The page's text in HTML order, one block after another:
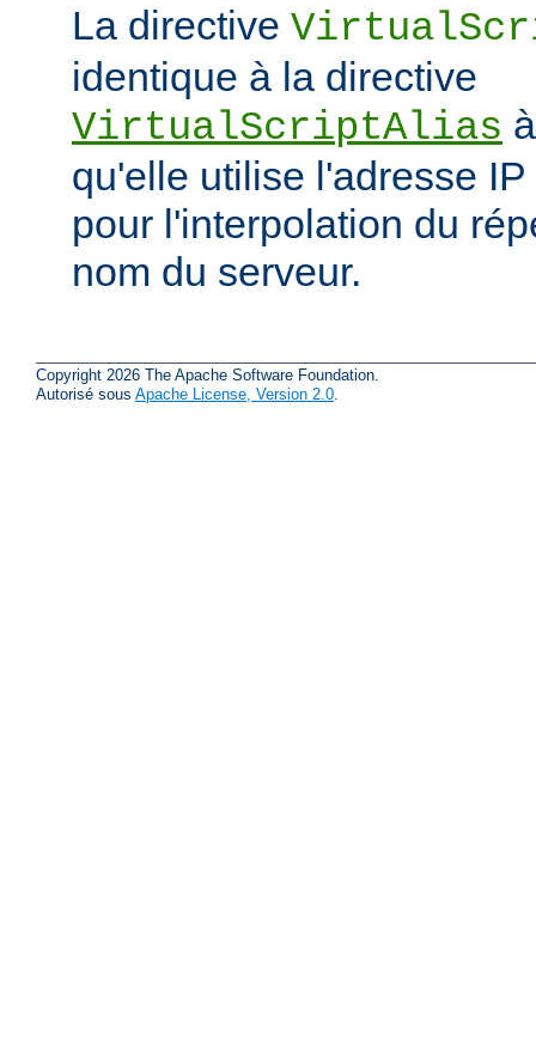
La directive
identique à la directive
VirtualScriptAlias
qu'elle utilise l'adresse
pour l'interpolation du
nom du serveur.
Copyright 2026 The Apache Software Foundation.
Autorisé sous Apache License, Version 2.0.